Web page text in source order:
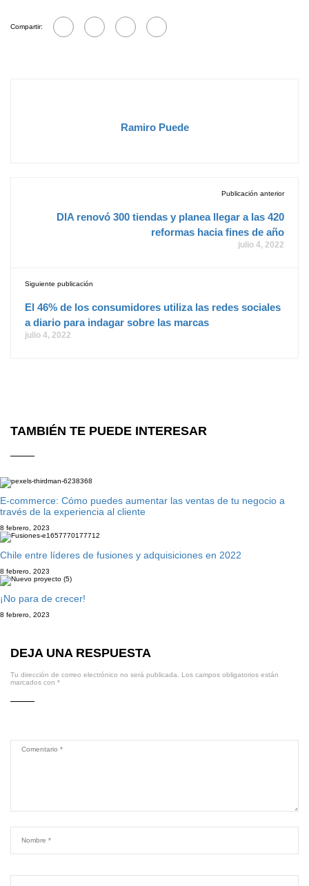
Compartir:
Ramiro Puede
Publicación anterior
DIA renovó 300 tiendas y planea llegar a las 420
reformas hacia fines de año
julio 4, 2022
Siguiente publicación
El 46% de los consumidores utiliza las redes sociales
a diario para indagar sobre las marcas
julio 4, 2022
TAMBIÉN TE PUEDE INTERESAR
E-commerce: Cómo puedes aumentar las ventas de tu negocio a
través de la experiencia al cliente
8 febrero, 2023
Chile entre líderes de fusiones y adquisiciones en 2022
8 febrero, 2023
¡No para de crecer!
8 febrero, 2023
DEJA UNA RESPUESTA
Tu dirección de correo electrónico no será publicada.
Los campos obligatorios están
marcados con *